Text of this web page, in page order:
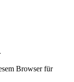
Browser für